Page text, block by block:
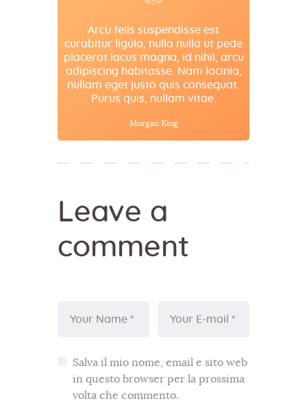
Arcu felis suspendisse est
curabitur ligula, nulla nulla ut pede
placerat lacus magna, id nihil, arcu
adipiscing habitasse. Nam lacinia,
nullam eget justo quis consequat.
Purus quis, nullam vitae.
Morgan King
Leave a
comment
Salva il mio nome, email e sito web
in questo browser per la prossima
volta che commento.